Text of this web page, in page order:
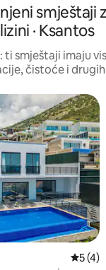
smještaji
· Ksantos
ti smještaji imaju
čistoće i
5 (4)